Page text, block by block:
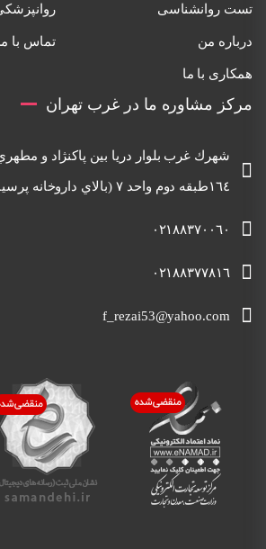
تست روانشناسی
درباره من تماس با
همکاری با ما
مرکز مشاوره ما در غرب تهران
شهرك غرب بلوار دريا بين پاكنژاد و
١٦٤طبقه دوم واحد ٧ (بالاي داروخانه پرسيان)
٠٢١٨٨٣٧٠٠٦٠
٠٢١٨٨٣٧٧٨١٦
f_rezai53@yahoo.com